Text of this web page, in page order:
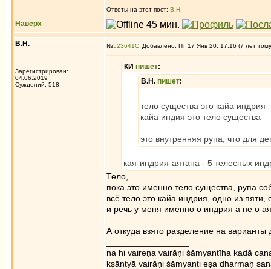
Ответы на этот пост: В.Н.
Наверх
В.Н.
Зарегистрирован:
04.06.2019
Суждений: 518
№523641 Добавлено: Пт 17 Янв 20, 17:16 (7 лет
КИ пишет:
В.Н. пишет:
тело существа это кайа индрия
кайа индия это тело существа
это внутренняя рупа, что для
кая-индрия-аятана - 5 телесных
Тело,
пока это именно тело существа, рупа
всё тело это кайа индрия, одно из пяти,
и речь у меня именно о индрия а не о
А откуда взято разделение на
na hi vaireṇa vairāṇi śāmyantīha kadā
kṣāntyā vairāṇi śāmyanti eṣa dharmaḥ